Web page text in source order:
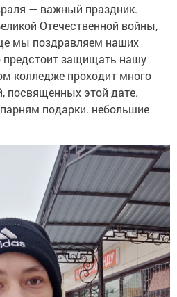
— важный праздник.
Отечественной войны,
мы поздравляем наших
предстоит защищать нашу
колледже проходит много
посвященных этой дате.
подарки. небольшие